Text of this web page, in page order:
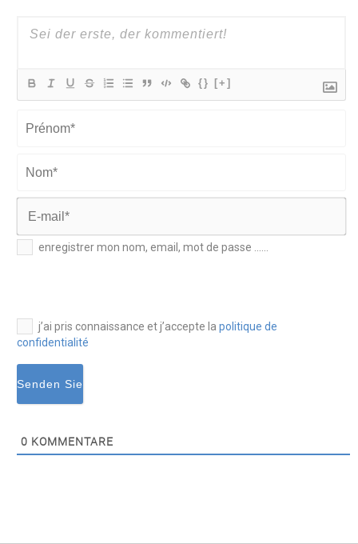
{} [+]
Nom*
E-
mail*
enregistrer mon nom, email, mot de passe ......
j’ai pris connaissance et j’accepte la politique de
confidentialité
0 KOMMENTARE